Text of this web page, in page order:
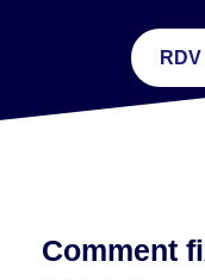
Comment